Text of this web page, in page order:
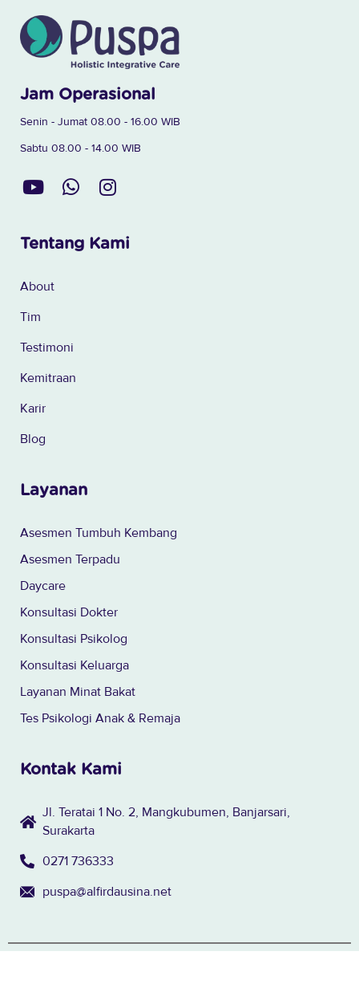
Jam Operasional
Senin - Jumat 08.00 - 16.00 WIB
Sabtu 08.00 - 14.00 WIB
Tentang Kami
About
Tim
Testimoni
Kemitraan
Karir
Blog
Layanan
Asesmen Tumbuh Kembang
Asesmen Terpadu
Daycare
Konsultasi Dokter
Konsultasi Psikolog
Konsultasi Keluarga
Layanan Minat Bakat
Tes Psikologi Anak & Remaja
Kontak Kami
Jl. Teratai 1 No. 2, Mangkubumen, Banjarsari,
Surakarta
0271 736333
puspa@alfirdausina.net